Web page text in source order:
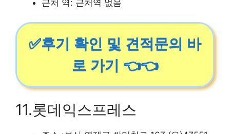
근처 역: 근처역 없음
✅후기 확인 및 견적문의 바
로 가기 👈👈
11.롯데익스프레스